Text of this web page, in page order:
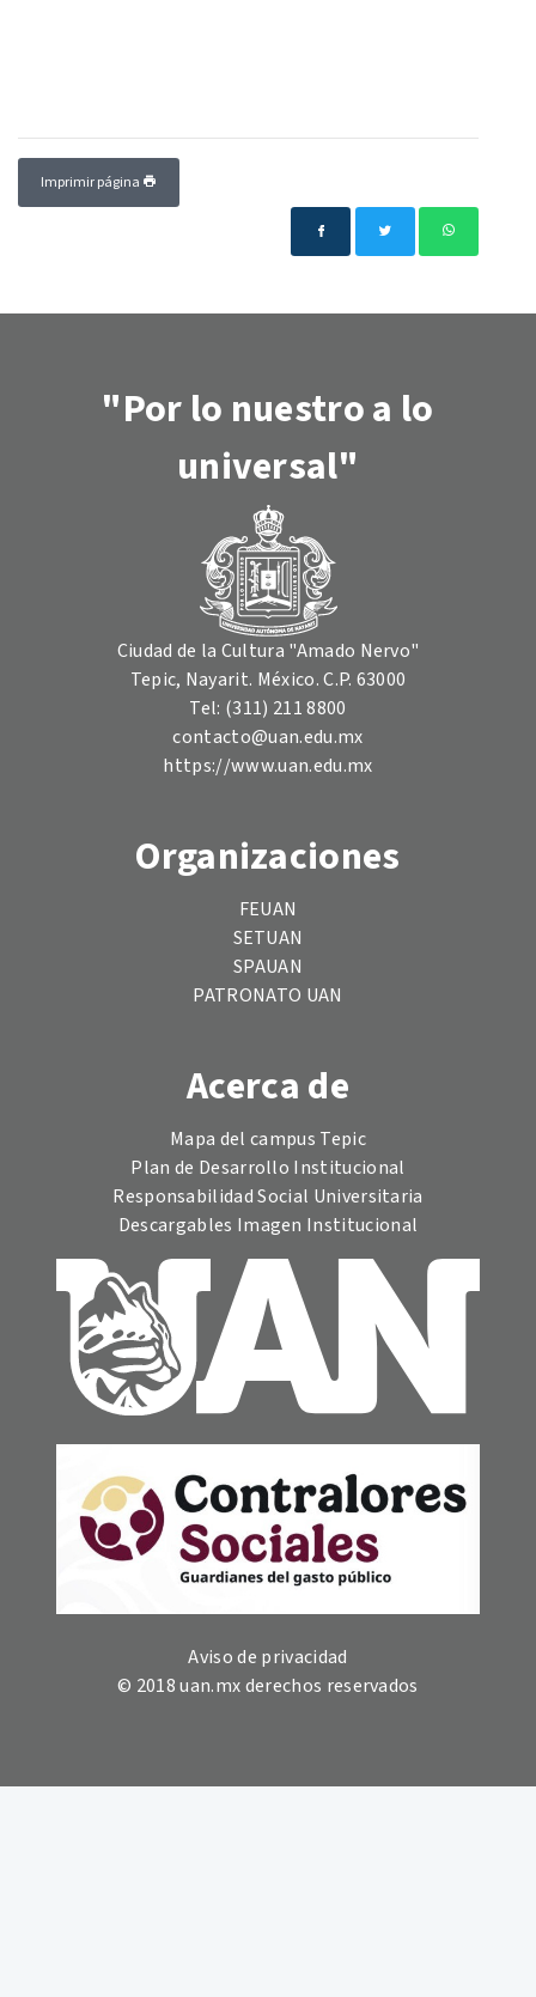
Imprimir página
"Por lo nuestro a lo
universal"
Ciudad de la Cultura "Amado Nervo"
Tepic, Nayarit. México. C.P. 63000
Tel: (311) 211 8800
contacto@uan.edu.mx
https://www.uan.edu.mx
Organizaciones
FEUAN
SETUAN
SPAUAN
PATRONATO UAN
Acerca de
Mapa del campus Tepic
Plan de Desarrollo Institucional
Responsabilidad Social Universitaria
Descargables Imagen Institucional
Aviso de privacidad
© 2018 uan.mx derechos reservados